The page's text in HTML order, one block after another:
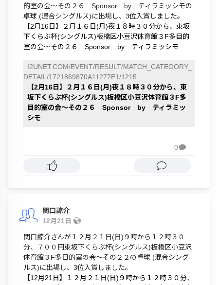
的室の会～その２６ Sponsor by ティラミッシモの
卓球 (混合シングルス)に出場し、3位入賞しました。
【2月16日】２月１６日(月)夜１８時３０分から、東坂
下くらぶ杯(シングルス)板橋区小豆沢体育館３F多目的
室の会～その２６ Sponsor by ティラミッシモ
I2UNET.COM/EVENT/RESULT/MATCH_CATEGORY_
DETAIL/1721869870A11277E1/1215
【2月16日】２月１６日(月)夜１８時３０分から、東
坂下くらぶ杯(シングルス)板橋区小豆沢体育館３F多
目的室の会～その２６ Sponsor by ティラミッ
シモ
0
関口諒介
12月21日
関口諒介さんが１２月２１日(日)９時から１２時３０
分、７００円東坂下くらぶ杯(シングルス)板橋区小豆沢
体育館３F多目的室の会～その２２の卓球 (混合シング
ルス)に出場し、3位入賞しました。
【12月21日】１２月２１日(日)９時から１２時３０分、